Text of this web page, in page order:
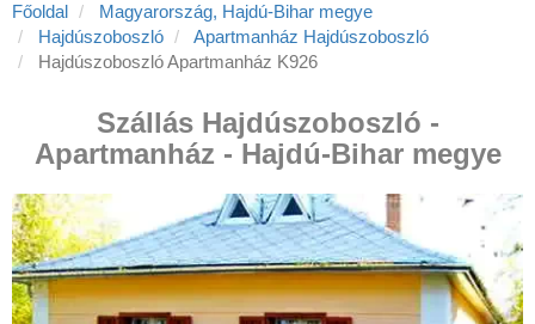
Főoldal
Magyarország, Hajdú-Bihar megye
Hajdúszoboszló
Apartmanház Hajdúszoboszló
Hajdúszoboszló Apartmanház K926
Szállás Hajdúszoboszló -
Apartmanház - Hajdú-Bihar megye